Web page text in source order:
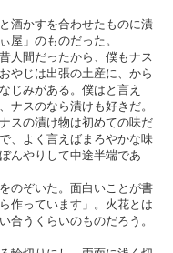
酒かすを合わせたものに漬
屋」のものだった。
人間だったから、僕もナス
やじは出張の土産に、から
じみがある。僕はと言え
ナスのなら漬けも好きだ。
スの漬け物は初めての味だ
、よく言えばまろやかな味
んやりして中途半端であ
のぞいた。面白いことが書
作っています」。火花とは
合うくらいのものだろう。